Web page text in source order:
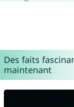
Des faits
maintenant